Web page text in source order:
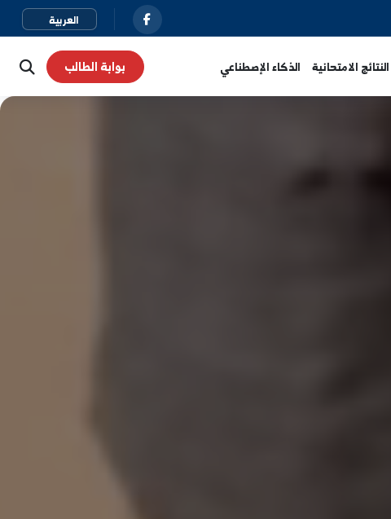
الذكاء الإصطناعي بوابة الطالب